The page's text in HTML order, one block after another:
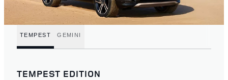
TEMPEST GEMINI
TEMPEST EDITION